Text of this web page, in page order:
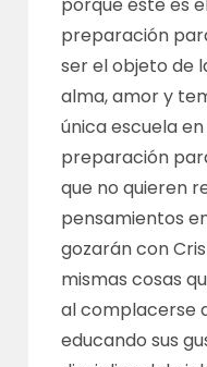
preparación
ser el objeto de
alma, amor y
única escuela
preparación
que no quieren
pensamientos
gozarán con
mismas cosas
al complacerse
educando sus